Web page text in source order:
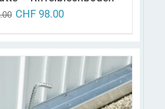
PRODUKTSEITE
CHF98.00